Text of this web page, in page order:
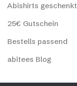
Abishirts geschenkt
25€ Gutschein
Bestells passend
abitees Blog